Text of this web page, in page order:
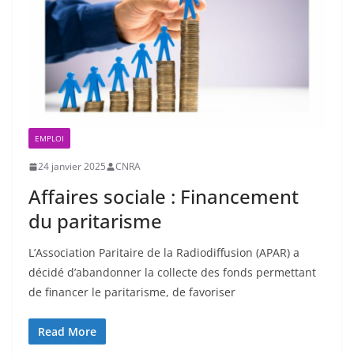
EMPLOI
24 janvier 2025 CNRA
Affaires sociale : Financement
du paritarisme
L’Association Paritaire de la Radiodiffusion (APAR) a
décidé d’abandonner la collecte des fonds permettant
de financer le paritarisme, de favoriser
Read More